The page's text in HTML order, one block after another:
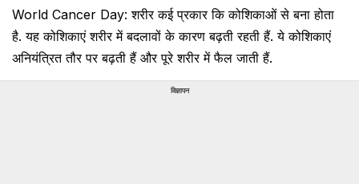
World Cancer Day: शरीर कई प्रकार कि कोशिकाओं से बना होता
है. यह कोशिकाएं शरीर में बदलावों के कारण बढ़ती रहती हैं. ये कोशिकाएं
अनियंत्रित तौर पर बढ़ती हैं और पूरे शरीर में फैल जाती हैं.
विज्ञापन